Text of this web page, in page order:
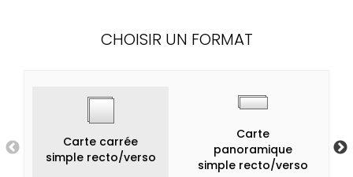
CHOISIR UN FORMAT
Carte carrée
simple recto/verso
Carte
panoramique
simple recto/verso